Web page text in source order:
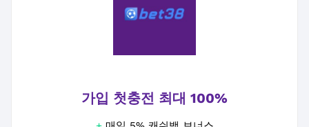
가입 첫충전 최대 100%